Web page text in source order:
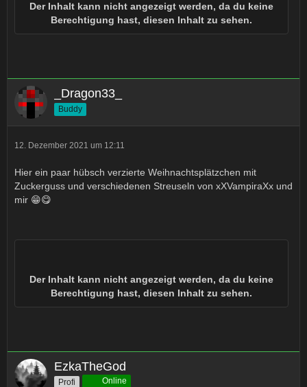
Der Inhalt kann nicht angezeigt werden, da du keine
Berechtigung hast, diesen Inhalt zu sehen.
_Dragon33_
Buddy
12. Dezember 2021 um 12:11
Hier ein paar hübsch verzierte Weihnachtsplätzchen mit
Zuckerguss und verschiedenen Streuseln von xXVampiraXx und
mir 😁😋
Der Inhalt kann nicht angezeigt werden, da du keine
Berechtigung hast, diesen Inhalt zu sehen.
EzkaTheGod
Profi Online